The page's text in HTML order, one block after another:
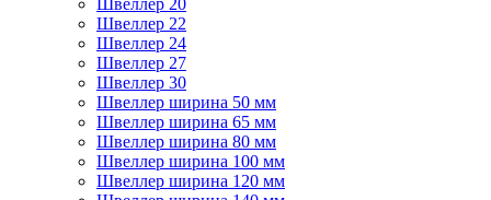
Швеллер 20
Швеллер 22
Швеллер 24
Швеллер 27
Швеллер 30
Швеллер ширина 50 мм
Швеллер ширина 65 мм
Швеллер ширина 80 мм
Швеллер ширина 100 мм
Швеллер ширина 120 мм